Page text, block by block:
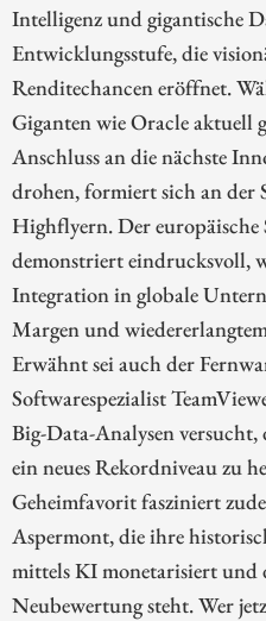
Intelligenz und gigantische
Entwicklungsstufe, die
Renditechancen eröffnet.
Giganten wie Oracle aktuell
Anschluss an die nächste
drohen, formiert sich an der
Highflyern. Der europäische
demonstriert eindrucksvoll,
Integration in globale
Margen und
Erwähnt sei auch der
Softwarespezialist
Big-Data-Analysen
ein neues Rekordniveau zu
Geheimfavorit fasziniert
Aspermont, die ihre
mittels KI monetarisiert und
Neubewertung steht. Wer